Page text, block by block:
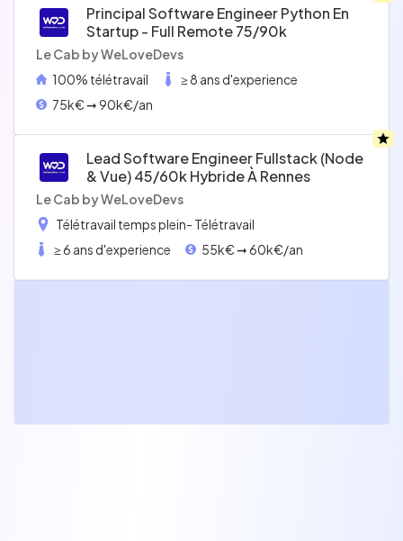
Principal Software Engineer Python En
Startup - Full Remote 75/90k
Le Cab by WeLoveDevs
100% télétravail
≥ 8 ans d'experience
75k€ ➞ 90k€/an
Lead Software Engineer Fullstack (node
& Vue) 45/60k Hybride À Rennes
Le Cab by WeLoveDevs
Télétravail temps plein- Télétravail
≥ 6 ans d'experience
55k€ ➞ 60k€/an